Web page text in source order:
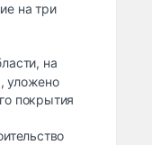
на три
на
уложено
покрытия